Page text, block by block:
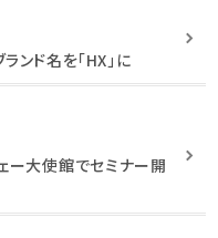
ンド名を「HX」に
ー大使館でセミナー開